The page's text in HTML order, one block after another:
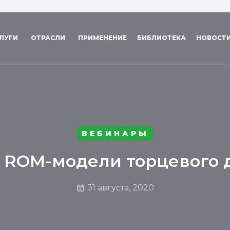
ОТРАСЛИ ПРИМЕНЕНИЕ БИБЛИОТЕКА
ВЕБИНАРЫ
модели торцевого
31 августа, 2020